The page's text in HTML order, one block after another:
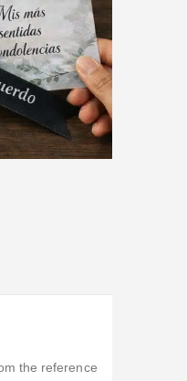
the reference